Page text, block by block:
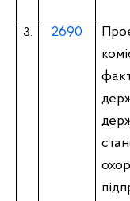
3. 2690